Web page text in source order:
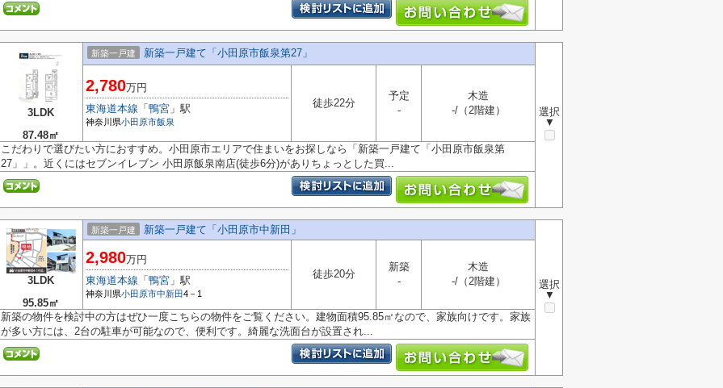
3LDK
87.48㎡
新築一戸建 新築一戸建て「小田原市飯泉第27」
選択
▼
2,780万円
東海道本線 「 鴨宮 」駅
神奈川県小田原市飯泉
徒歩22分
予定
-
木造
-/（2階建）
こだわりで選びたい方におすすめ。小田原市エリアで住まいをお探しなら「新築一戸建て「小田原市飯泉第
27」」。近くにはセブンイレブン 小田原飯泉南店(徒歩6分)がありちょっとした買...
3LDK
95.85㎡
新築一戸建 新築一戸建て「小田原市中新田」
選択
▼
2,980万円
東海道本線 「 鴨宮 」駅
神奈川県小田原市中新田4－1
徒歩20分
新築
-
木造
-/（2階建）
新築の物件を検討中の方はぜひ一度こちらの物件をご覧ください。建物面積95.85㎡なので、家族向けです。家族
が多い方には、2台の駐車が可能なので、便利です。綺麗な洗面台が設置され...